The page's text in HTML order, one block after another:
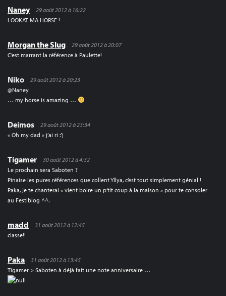
Naney
29 août 2012 à 16:22
LOOKAT MA HORSE !
Morgan the Slug
29 août 2012 à 20:07
C’est marrant la référence à Paulette!
Niko
29 août 2012 à 20:23
@Naney
… my horse is amazing …
Deimos
29 août 2012 à 23:34
« Oh my dad » j’ai ri :’)
Tigamer
30 août 2012 à 4:32
Le prochain sera Saboten ?
Pinaise les pures références que collent Yllya, c’est tout simplement génial !
Paka, je te chanterai « vient boire un p’tit coup à la maison » pour te consoler
au Festiblog ^^.
madd
31 août 2012 à 12:45
classe!!
Paka
31 août 2012 à 13:45
Tigamer > Saboten à déjà fait une note anniversaire …